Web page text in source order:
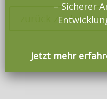
zurück zu den
– Sicherer
Jetzt mehr